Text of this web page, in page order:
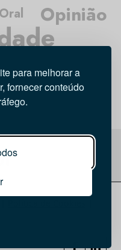
para melhorar a
fornecer conteúdo
Opinião